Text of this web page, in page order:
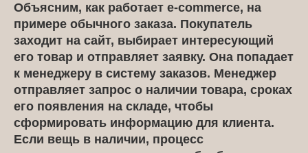
Объясним, как работает e-commerce, на
примере обычного заказа. Покупатель
заходит на сайт, выбирает интересующий
его товар и отправляет заявку. Она попадает
к менеджеру в систему заказов. Менеджер
отправляет запрос о наличии товара, сроках
его появления на складе, чтобы
сформировать информацию для клиента.
Если вещь в наличии, процесс